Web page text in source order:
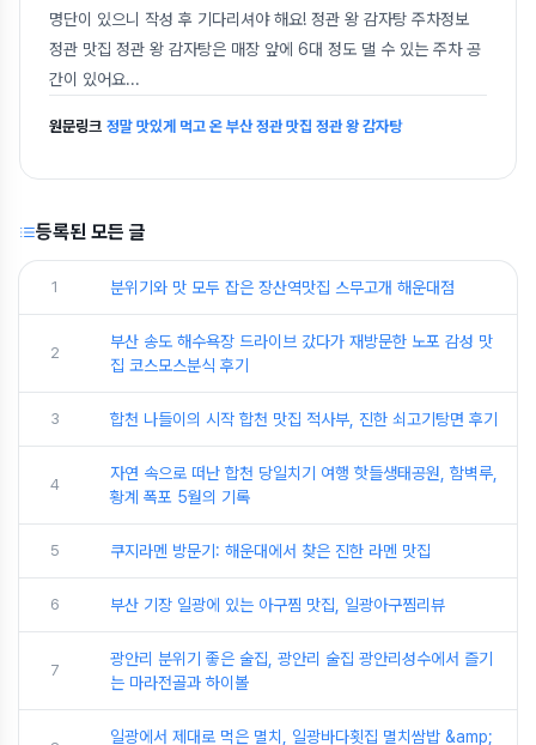
명단이 있으니 작성 후 기다리셔야 해요! 정관 왕 감자탕 주차정보
정관 맛집 정관 왕 감자탕은 매장 앞에 6대 정도 댈 수 있는 주차 공
간이 있어요...
원문링크 정말 맛있게 먹고 온 부산 정관 맛집 정관 왕 감자탕
등록된 모든 글
1 분위기와 맛 모두 잡은 장산역맛집 스무고개 해운대점
2
부산 송도 해수욕장 드라이브 갔다가 재방문한 노포 감성 맛
집 코스모스분식 후기
3 합천 나들이의 시작 합천 맛집 적사부, 진한 쇠고기탕면 후기
4
자연 속으로 떠난 합천 당일치기 여행 핫들생태공원, 함벽루,
황계 폭포 5월의 기록
5 쿠지라멘 방문기: 해운대에서 찾은 진한 라멘 맛집
6 부산 기장 일광에 있는 아구찜 맛집, 일광아구찜리뷰
7
광안리 분위기 좋은 술집, 광안리 술집 광안리성수에서 즐기
는 마라전골과 하이볼
일광에서 제대로 먹은 멸치, 일광바다횟집 멸치쌈밥 &amp;